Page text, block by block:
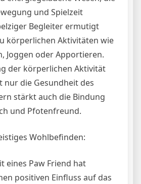
und Spielzeit
Begleiter ermutigt
körperlichen Aktivitäten wie
Joggen oder Apportieren.
der körperlichen Aktivität
nur die Gesundheit des
stärkt auch die Bindung
und Pfotenfreund.
Wohlbefinden:
eines Paw Friend hat
positiven Einfluss auf das